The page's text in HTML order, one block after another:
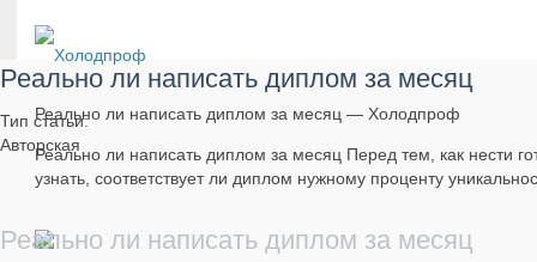
Реально ли написать диплом за месяц — Холодпроф
Реально ли написать диплом за месяц Перед тем, как нести
узнать, соответствует ли диплом нужному проценту
Реально ли написать диплом за месяц
Тип статьи:
Авторская
Реально ли написать диплом за месяц